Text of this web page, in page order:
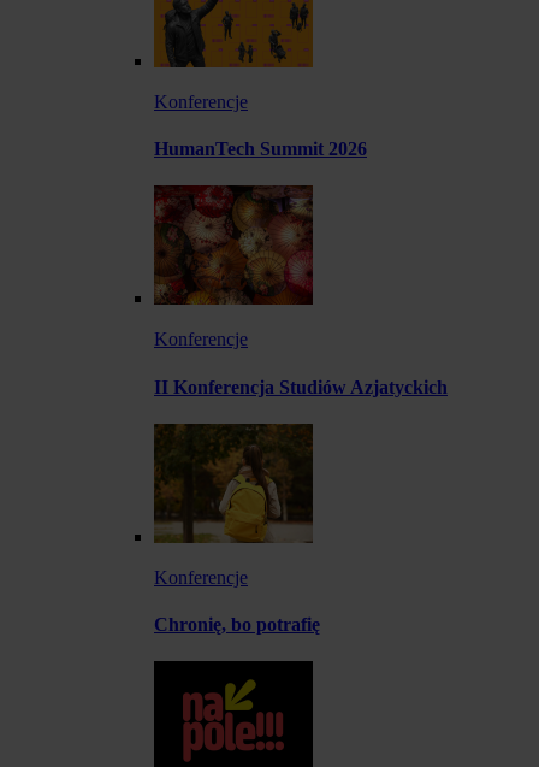
Konferencje
HumanTech Summit 2026
Konferencje
II Konferencja Studiów Azjatyckich
Konferencje
Chronię, bo potrafię